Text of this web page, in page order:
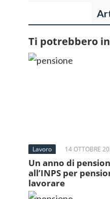
Ti potrebbero
Lavoro 14 OTTOBRE
Un anno di
all’INPS per
lavorare